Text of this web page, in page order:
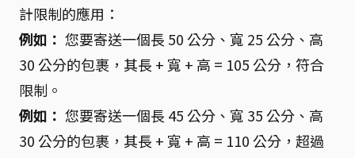
計限制的應用：
例如： 您要寄送一個長 50 公分、寬 25 公分、高
30 公分的包裹，其長 + 寬 + 高 = 105 公分，符合
限制。
例如： 您要寄送一個長 45 公分、寬 35 公分、高
30 公分的包裹，其長 + 寬 + 高 = 110 公分，超過